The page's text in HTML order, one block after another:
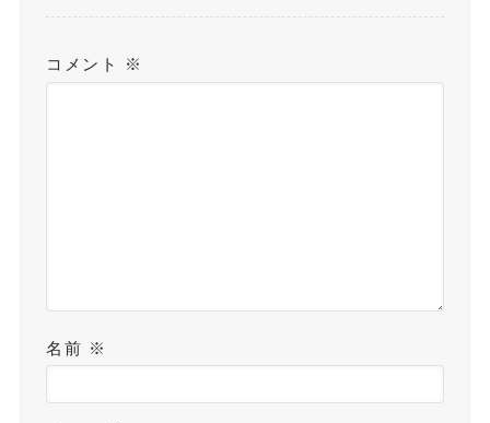
コメント ※
名前 ※